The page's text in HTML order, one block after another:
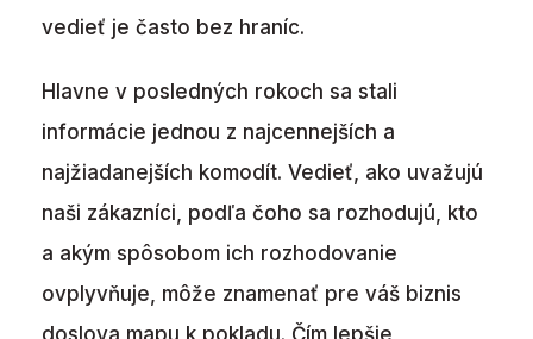
vedieť je často bez hraníc.
Hlavne v posledných rokoch sa stali
informácie jednou z najcennejších a
najžiadanejších komodít. Vedieť, ako uvažujú
naši zákazníci, podľa čoho sa rozhodujú, kto
a akým spôsobom ich rozhodovanie
ovplyvňuje, môže znamenať pre váš biznis
doslova mapu k pokladu. Čím lepšie